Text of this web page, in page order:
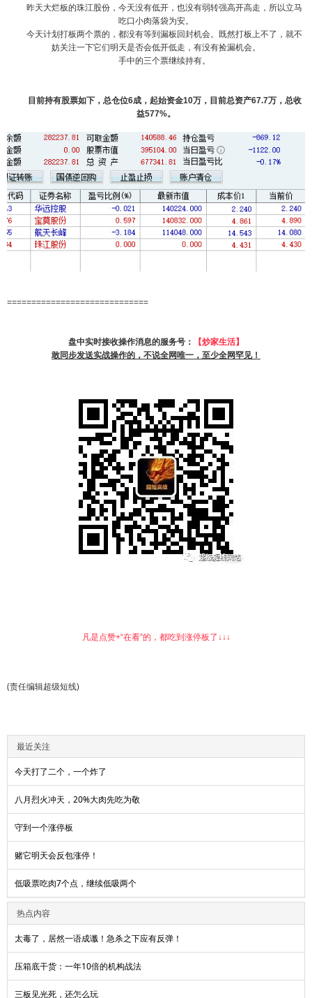
昨天大烂板的珠江股份，今天没有低开，也没有弱转强高开高走，所以立马
吃口小肉落袋为安。
今天计划打板两个票的，都没有等到漏板回封机会。既然打板上不了，就不
妨关注一下它们明天是否会低开低走，有没有捡漏机会。
手中的三个票继续持有。
目前持有股票如下，总仓位6成，起始资金10万，目前总资产67.7万，总收
益577%。
=============================
盘中实时接收操作消息的服务号：
【炒家生活】
敢同步发送实战操作的，不说全网唯一，至少全网罕见！
凡是点赞+“在看”的，都吃到涨停板了↓↓↓
(责任编辑超级短线)
最近关注
今天打了二个，一个炸了
八月烈火冲天，20%大肉先吃为敬
守到一个涨停板
赌它明天会反包涨停！
低吸票吃肉7个点，继续低吸两个
热点内容
太毒了，居然一语成谶！急杀之下应有反弹！
压箱底干货：一年10倍的机构战法
三板见光死，还怎么玩